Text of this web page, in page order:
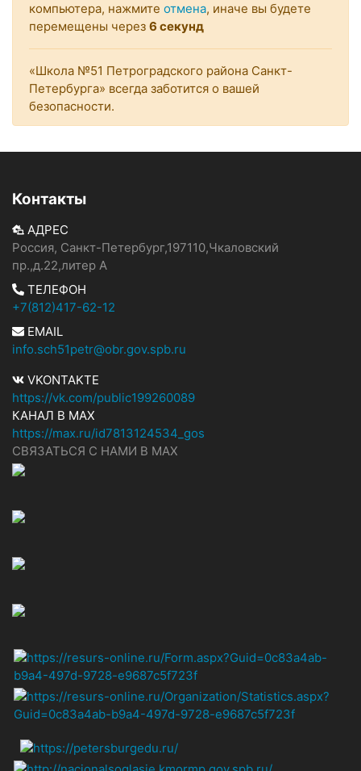
компьютера, нажмите отмена, иначе вы будете
перемещены через 6 секунд
«Школа №51 Петроградского района Санкт-
Петербурга» всегда заботится о вашей
безопасности.
Контакты
АДРЕС
Россия, Санкт-Петербург,197110,Чкаловский
пр.,д.22,литер А
ТЕЛЕФОН
+7(812)417-62-12
EMAIL
info.sch51petr@obr.gov.spb.ru
VKONTAKTE
https://vk.com/public199260089
КАНАЛ В MAX
https://max.ru/id7813124534_gos
СВЯЗАТЬСЯ С НАМИ В МАХ